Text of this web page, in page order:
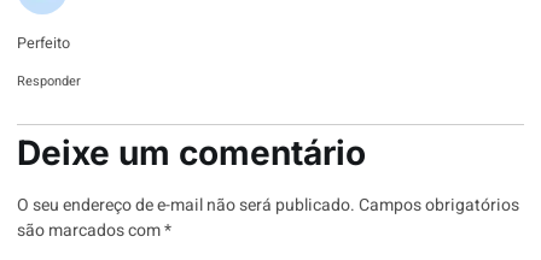
Perfeito
Responder
Deixe um comentário
O seu endereço de e-mail não será publicado.Campos obrigatórios
são marcados com*